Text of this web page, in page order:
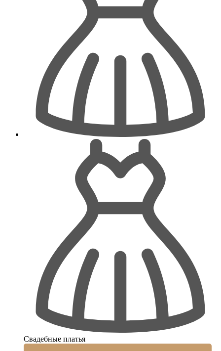
Свадебные платья